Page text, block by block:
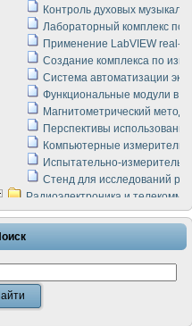
Контроль духовых
Лабораторный комплекс по
Применение LabVIEW real-
Создание комплекса по
Система автоматизации
Функциональные модули в
Магнитометрический метод
Перспективы
Компьютерные
Испытательно-
Стенд для исследований
Радиоэлектроника и
LabVIEW в расчетах
Аппаратно-программный
Виртуальный лабораторный
Измерение шумовых
Измерительный
Инструменты для
Инструменты для